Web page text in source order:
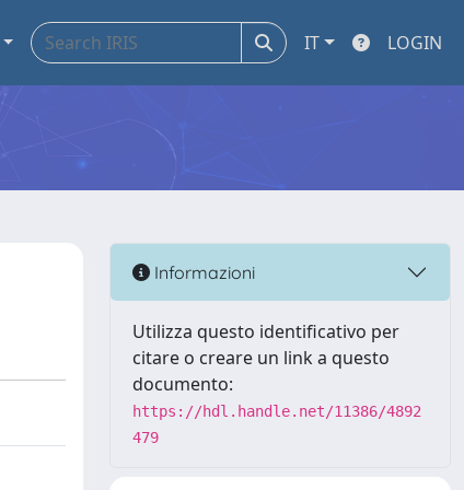
IT LOGIN
Informazioni
Utilizza questo identificativo per
citare o creare un link a questo
documento:
https://hdl.handle.net/11386/4892
479